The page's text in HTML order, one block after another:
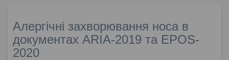
Алергічні захворювання носа в
документах ARIA-2019 та EPOS-
2020